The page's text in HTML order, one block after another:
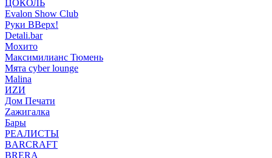
ЦОКОЛЬ
Evalon Show Club
Руки ВВерх!
Detali.bar
Мохито
Максимилианс Тюмень
Мята cyber lounge
Malina
ИZИ
Дом Печати
Zажигалка
Бары
РЕАЛИСТЫ
BARCRAFT
BRERA